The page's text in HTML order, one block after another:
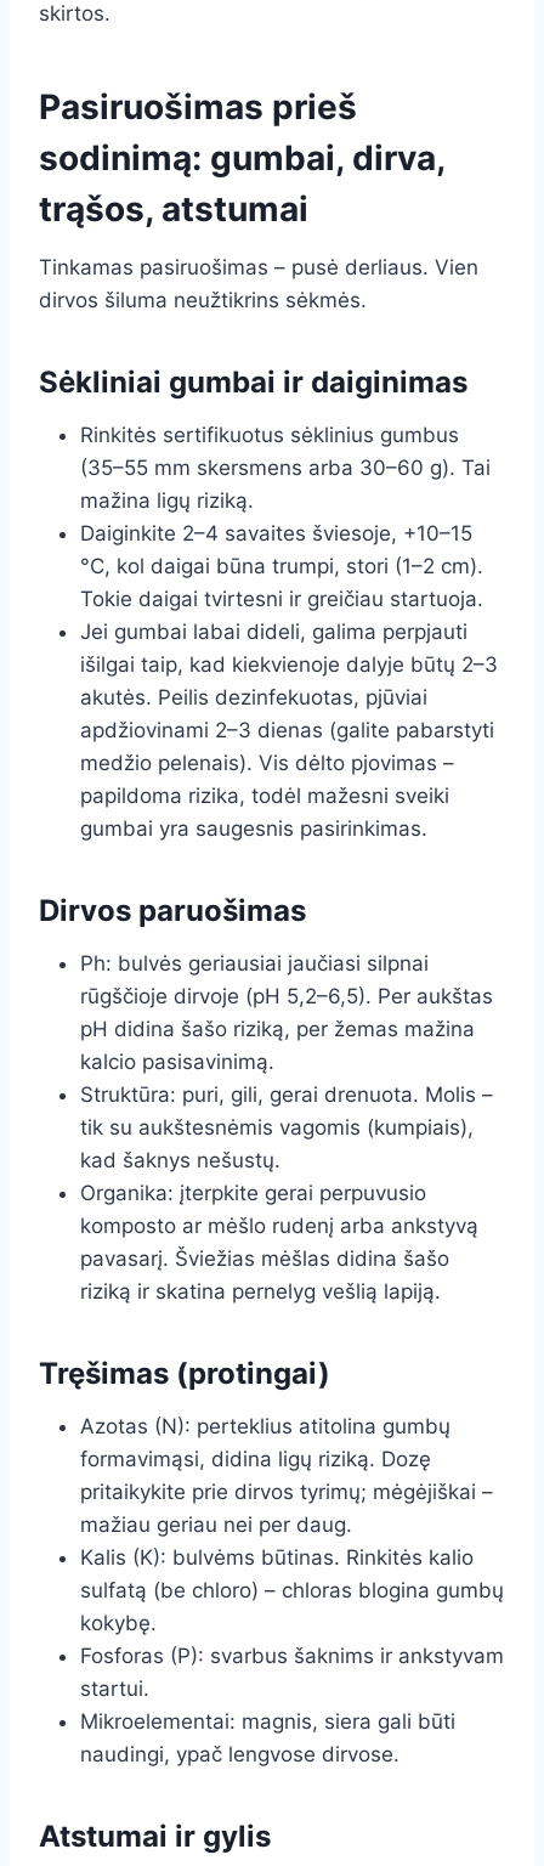
skirtos.
Pasiruošimas prieš
sodinimą: gumbai, dirva,
trąšos, atstumai
Tinkamas pasiruošimas – pusė derliaus. Vien
dirvos šiluma neužtikrins sėkmės.
Sėkliniai gumbai ir daiginimas
Rinkitės sertifikuotus sėklinius gumbus
(35–55 mm skersmens arba 30–60 g). Tai
mažina ligų riziką.
Daiginkite 2–4 savaites šviesoje, +10–15
°C, kol daigai būna trumpi, stori (1–2 cm).
Tokie daigai tvirtesni ir greičiau startuoja.
Jei gumbai labai dideli, galima perpjauti
išilgai taip, kad kiekvienoje dalyje būtų 2–3
akutės. Peilis dezinfekuotas, pjūviai
apdžiovinami 2–3 dienas (galite pabarstyti
medžio pelenais). Vis dėlto pjovimas –
papildoma rizika, todėl mažesni sveiki
gumbai yra saugesnis pasirinkimas.
Dirvos paruošimas
Ph: bulvės geriausiai jaučiasi silpnai
rūgščioje dirvoje (pH 5,2–6,5). Per aukštas
pH didina šašo riziką, per žemas mažina
kalcio pasisavinimą.
Struktūra: puri, gili, gerai drenuota. Molis –
tik su aukštesnėmis vagomis (kumpiais),
kad šaknys nešustų.
Organika: įterpkite gerai perpuvusio
komposto ar mėšlo rudenį arba ankstyvą
pavasarį. Šviežias mėšlas didina šašo
riziką ir skatina pernelyg vešlią lapiją.
Tręšimas (protingai)
Azotas (N): perteklius atitolina gumbų
formavimąsi, didina ligų riziką. Dozę
pritaikykite prie dirvos tyrimų; mėgėjiškai –
mažiau geriau nei per daug.
Kalis (K): bulvėms būtinas. Rinkitės kalio
sulfatą (be chloro) – chloras blogina gumbų
kokybę.
Fosforas (P): svarbus šaknims ir ankstyvam
startui.
Mikroelementai: magnis, siera gali būti
naudingi, ypač lengvose dirvose.
Atstumai ir gylis